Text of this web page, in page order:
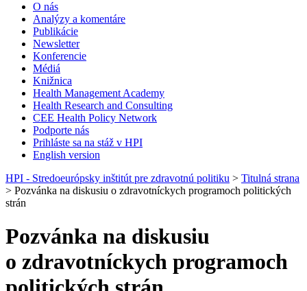
O nás
Analýzy a komentáre
Publikácie
Newsletter
Konferencie
Médiá
Knižnica
Health Management Academy
Health Research and Consulting
CEE Health Policy Network
Podporte nás
Prihláste sa na stáž v HPI
English version
HPI - Stredoeurópsky inštitút pre zdravotnú politiku > Titulná strana
> Pozvánka na diskusiu o zdravotníckych programoch politických
strán
Pozvánka na diskusiu
o zdravotníckych programoch